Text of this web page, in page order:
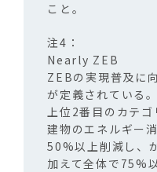
こと。
Nearly ZEB
ZEBの実現普及に
が定義されている
上位2番目のカテゴ
建物のエネルギー
50%以上削減し、
加えて全体で75%